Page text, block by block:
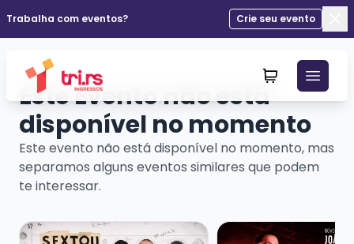
Trabalha com eventos?
Crie seu evento
Este Evento não está
disponível no momento
Este evento não está disponível no momento, mas
separamos alguns eventos similares que podem
te interessar.
Veja mais sobre SEXTOU COM STANDUP DO
Veja mais sobre